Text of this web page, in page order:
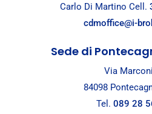
Carlo Di Martino Cell.
cdmoffice@i-
Sede di
Via
84098
Tel. 089 28